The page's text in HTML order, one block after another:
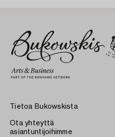
Tietoa Bukowskista
Ota yhteyttä
asiantuntijoihimme